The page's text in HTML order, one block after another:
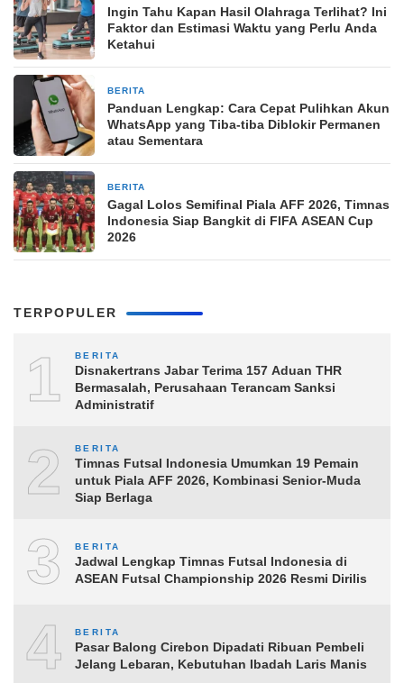
Ingin Tahu Kapan Hasil Olahraga Terlihat? Ini
Faktor dan Estimasi Waktu yang Perlu Anda
Ketahui
BERITA
Panduan Lengkap: Cara Cepat Pulihkan Akun
WhatsApp yang Tiba-tiba Diblokir Permanen
atau Sementara
BERITA
Gagal Lolos Semifinal Piala AFF 2026, Timnas
Indonesia Siap Bangkit di FIFA ASEAN Cup
2026
TERPOPULER
1 BERITA
Disnakertrans Jabar Terima 157 Aduan THR
Bermasalah, Perusahaan Terancam Sanksi
Administratif
2 BERITA
Timnas Futsal Indonesia Umumkan 19 Pemain
untuk Piala AFF 2026, Kombinasi Senior-Muda
Siap Berlaga
3 BERITA
Jadwal Lengkap Timnas Futsal Indonesia di
ASEAN Futsal Championship 2026 Resmi Dirilis
4 BERITA
Pasar Balong Cirebon Dipadati Ribuan Pembeli
Jelang Lebaran, Kebutuhan Ibadah Laris Manis